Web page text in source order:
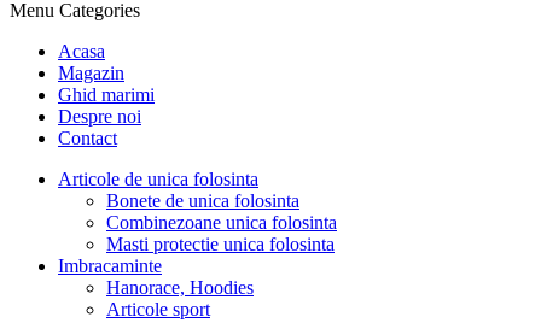
Menu Categories
Acasa
Magazin
Ghid marimi
Despre noi
Contact
Articole de unica folosinta
Bonete de unica folosinta
Combinezoane unica folosinta
Masti protectie unica folosinta
Imbracaminte
Hanorace, Hoodies
Articole sport